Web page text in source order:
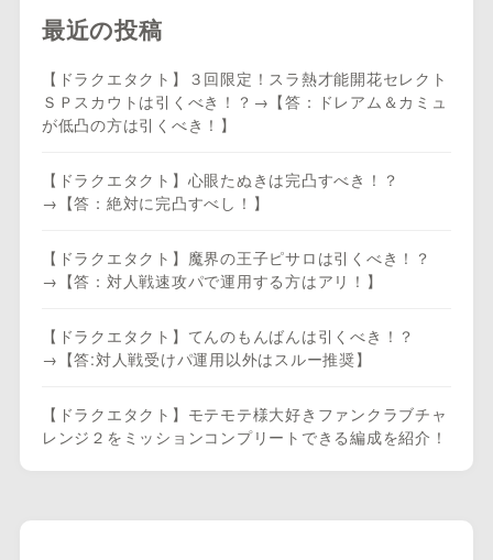
最近の投稿
【ドラクエタクト】３回限定！スラ熱才能開花セレクト
ＳＰスカウトは引くべき！？→【答：ドレアム＆カミュ
が低凸の方は引くべき！】
【ドラクエタクト】心眼たぬきは完凸すべき！？
→【答：絶対に完凸すべし！】
【ドラクエタクト】魔界の王子ピサロは引くべき！？
→【答：対人戦速攻パで運用する方はアリ！】
【ドラクエタクト】てんのもんばんは引くべき！？
→【答:対人戦受けパ運用以外はスルー推奨】
【ドラクエタクト】モテモテ様大好きファンクラブチャ
レンジ２をミッションコンプリートできる編成を紹介！